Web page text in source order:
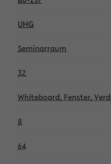
UHG
Seminarraum
32
Whiteboard, Fenster,
8
64